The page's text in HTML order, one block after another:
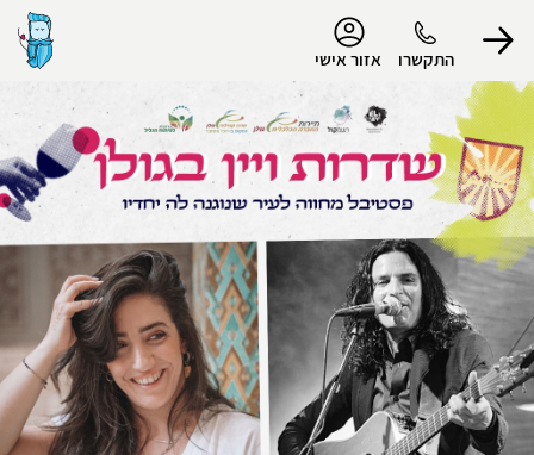
התקשרו אזור אישי
הפרופיל שלי
התנתק